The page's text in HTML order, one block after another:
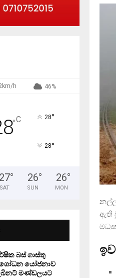
ඇති
h 46%
°C 28°
28°
27°
SAT
26°
SUN
26°
MON
බස් ගාස්තු
යෝජනාව
මණ්ඩලයට